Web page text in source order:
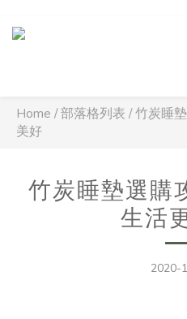
Home /部落格列表 /竹炭睡
美好
竹炭睡墊選購
生活
2020-